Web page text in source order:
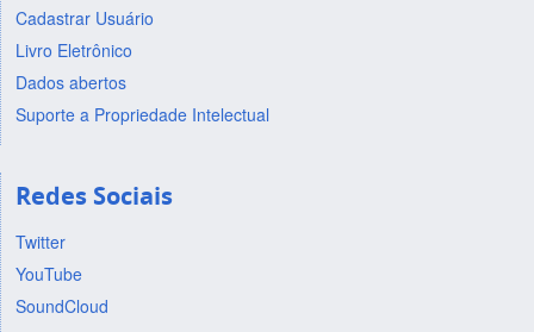
Cadastrar Usuário
Livro Eletrônico
Dados abertos
Suporte a Propriedade Intelectual
Redes Sociais
Twitter
YouTube
SoundCloud